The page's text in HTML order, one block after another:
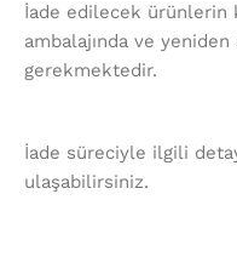
İade edilecek ürünlerin
ambalajında ve
gerekmektedir.
İade süreciyle ilgili
ulaşabilirsiniz.